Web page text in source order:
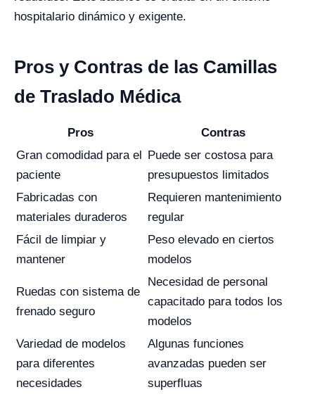
hospitalario dinámico y exigente.
Pros y Contras de las Camillas
de Traslado Médica
Pros
Contras
Gran comodidad para el
paciente
Puede ser costosa para
presupuestos limitados
Fabricadas con
materiales duraderos
Requieren mantenimiento
regular
Fácil de limpiar y
mantener
Peso elevado en ciertos
modelos
Ruedas con sistema de
frenado seguro
Necesidad de personal
capacitado para todos los
modelos
Variedad de modelos
para diferentes
necesidades
Algunas funciones
avanzadas pueden ser
superfluas